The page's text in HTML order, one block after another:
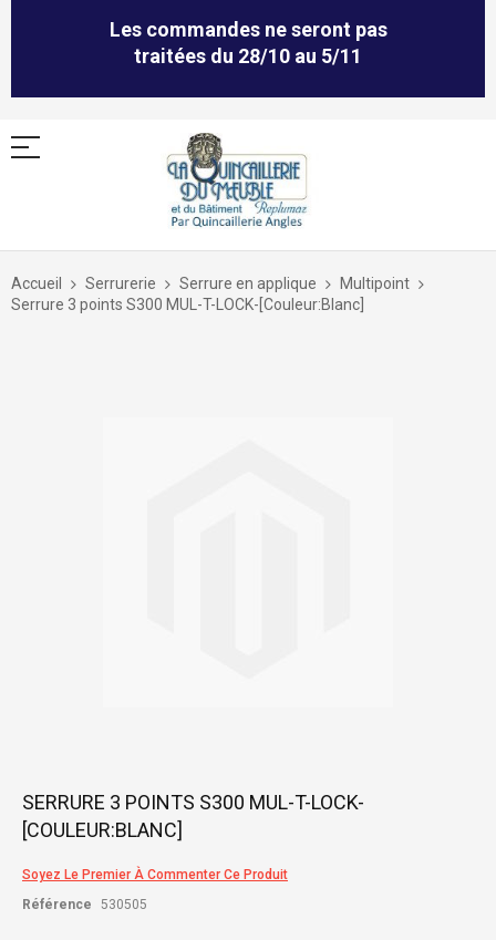
Les commandes ne seront pas
traitées du 28/10 au 5/11
Allez
contenu
Accueil Serrurerie Serrure en applique
Multipoint
Serrure 3 points S300 MUL-T-LOCK-[Couleur:Blanc]
Skip
the
of
images
SERRURE 3 POINTS S300 MUL-T-LOCK-
[COULEUR:BLANC]
Soyez Le Premier À Commenter Ce Produit
Référence
530505